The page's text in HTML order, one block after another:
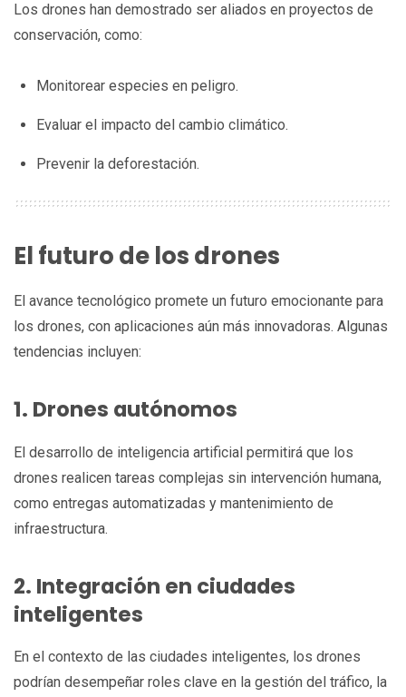
Los drones han demostrado ser aliados en proyectos de
conservación, como:
Monitorear especies en peligro.
Evaluar el impacto del cambio climático.
Prevenir la deforestación.
El futuro de los drones
El avance tecnológico promete un futuro emocionante para
los drones, con aplicaciones aún más innovadoras. Algunas
tendencias incluyen:
1. Drones autónomos
El desarrollo de inteligencia artificial permitirá que los
drones realicen tareas complejas sin intervención humana,
como entregas automatizadas y mantenimiento de
infraestructura.
2. Integración en ciudades
inteligentes
En el contexto de las ciudades inteligentes, los drones
podrían desempeñar roles clave en la gestión del tráfico, la